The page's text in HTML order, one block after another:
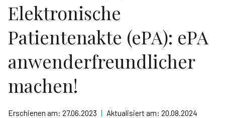
Elektronische
Patientenakte (ePA): ePA
anwenderfreundlicher
machen!
Erschienen am: 27.06.2023 | Aktualisiert am: 20.08.2024